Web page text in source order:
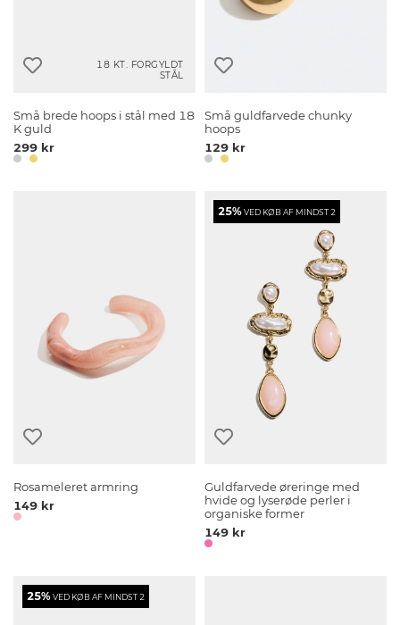
18 KT. FORGYLDT
STÅL
Små brede hoops i stål med 18
K guld
299 kr
Små guldfarvede chunky
hoops
129 kr
Rosameleret armring
149 kr
25%VED KØB AF MINDST 2
Guldfarvede øreringe med
hvide og lyserøde perler i
organiske former
149 kr
25%VED KØB AF MINDST 2